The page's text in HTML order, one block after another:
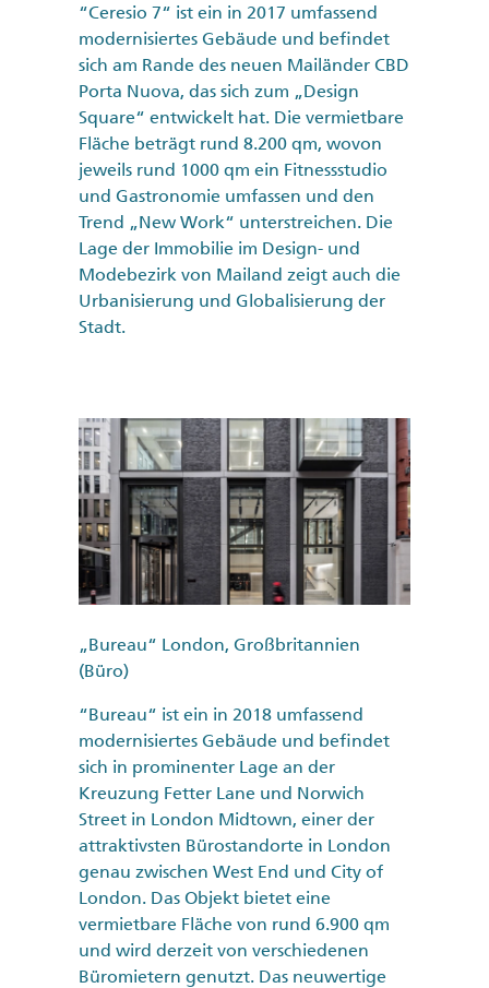
“Ceresio 7“ ist ein in 2017 umfassend
modernisiertes Gebäude und befindet
sich am Rande des neuen Mailänder CBD
Porta Nuova, das sich zum „Design
Square“ entwickelt hat. Die vermietbare
Fläche beträgt rund 8.200 qm, wovon
jeweils rund 1000 qm ein Fitnessstudio
und Gastronomie umfassen und den
Trend „New Work“ unterstreichen. Die
Lage der Immobilie im Design- und
Modebezirk von Mailand zeigt auch die
Urbanisierung und Globalisierung der
Stadt.
„Bureau“ London, Großbritannien
(Büro)
“Bureau“ ist ein in 2018 umfassend
modernisiertes Gebäude und befindet
sich in prominenter Lage an der
Kreuzung Fetter Lane und Norwich
Street in London Midtown, einer der
attraktivsten Bürostandorte in London
genau zwischen West End und City of
London. Das Objekt bietet eine
vermietbare Fläche von rund 6.900 qm
und wird derzeit von verschiedenen
Büromietern genutzt. Das neuwertige